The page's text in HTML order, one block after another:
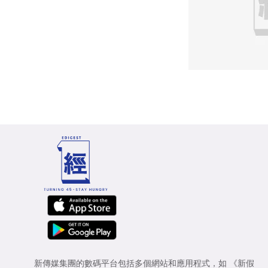
新傳媒集團的數碼平台包括多個網站和應用程式，如 《新假